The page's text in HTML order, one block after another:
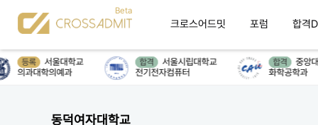
크로스어드밋 포럼 합격
등록
서울대학교
의과대학의예과
합격
서울시립대학교
전기전자컴퓨터
합격
중앙대
화학공학과
동덕여자대학교